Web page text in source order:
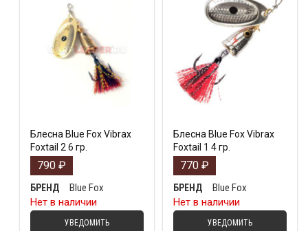
Блесна Blue Fox Vibrax
Foxtail 2 6 гр.
790 ₽
БРЕНД
Blue Fox
Нет в наличии
УВЕДОМИТЬ
Блесна Blue Fox Vibrax
Foxtail 1 4 гр.
770 ₽
БРЕНД
Blue Fox
Нет в наличии
УВЕДОМИТЬ